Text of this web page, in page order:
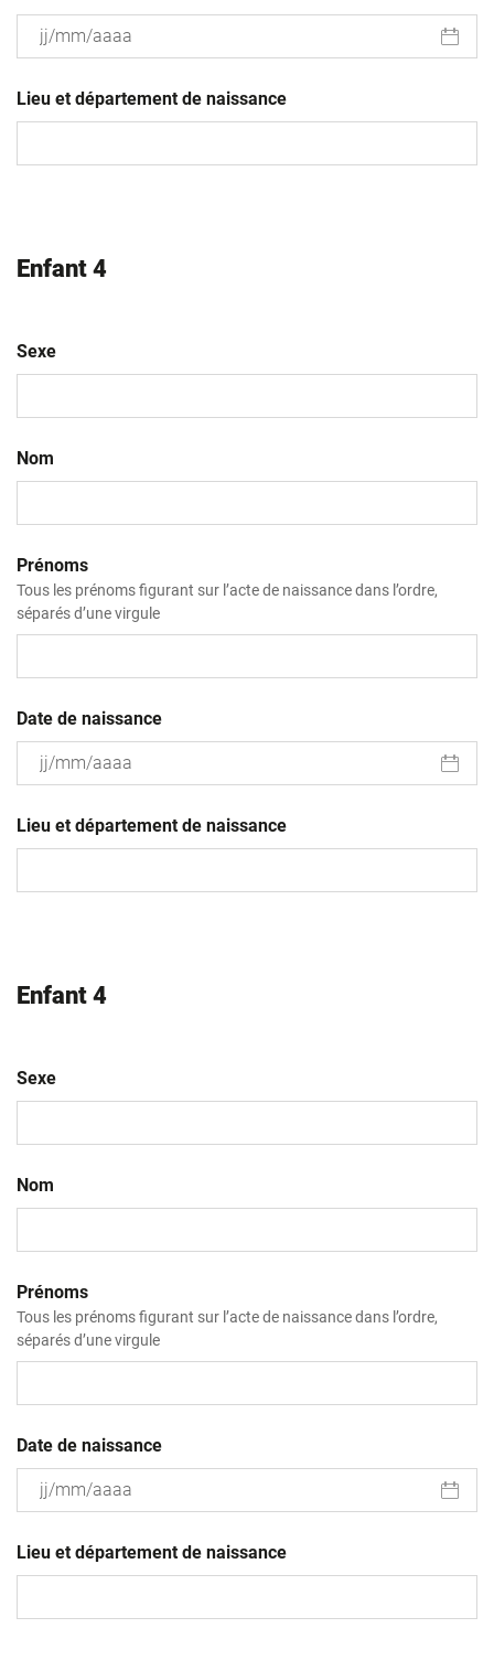
slash
MM
Lieu et département de naissance
Enfant 4
Sexe
Nom
Prénoms
Tous les prénoms figurant sur l’acte de naissance dans l’ordre,
séparés d’une virgule
Date de naissance
slash
MM
Lieu et département de naissance
Enfant 4
Sexe
Nom
Prénoms
Tous les prénoms figurant sur l’acte de naissance dans l’ordre,
séparés d’une virgule
Date de naissance
slash
MM
Lieu et département de naissance